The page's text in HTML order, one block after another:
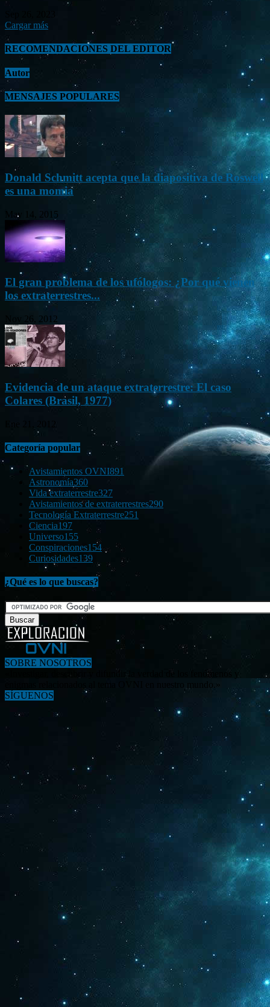
Cargar más
RECOMENDACIONES DEL EDITOR
Autor
MENSAJES POPULARES
Donald Schmitt acepta que la diapositiva de Roswell
es una momia
May 14, 2015
El gran problema de los ufólogos: ¿Por qué vienen
los extraterrestres...
Nov 26, 2012
Evidencia de un ataque extraterrestre: El caso
Colares (Brasil, 1977)
Categoría popular
Avistamientos OVNI891
Astronomía360
Vida extraterrestre327
Avistamientos de extraterrestres290
Tecnología Extraterrestre251
Ciencia197
Universo155
Conspiraciones154
Curiosidades139
¿Qué es lo que buscas?
SOBRE NOSOTROS
«Investigar, descubrir y difundir la verdad de los fenómenos y
SÍGUENOS